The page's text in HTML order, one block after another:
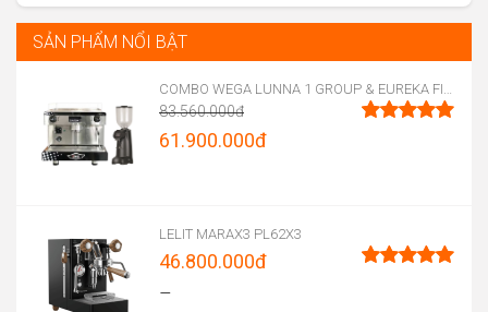
SẢN PHẨM NỔI BẬT
COMBO WEGA LUNNA 1 GROUP & EUREKA FIRENZE 75
83.560.000đ
Original
83.560.000đ.
61.900.000đ
is:
61.900.000đ.
LELIT MARAX3 PL62X3
46.800.000đ
–